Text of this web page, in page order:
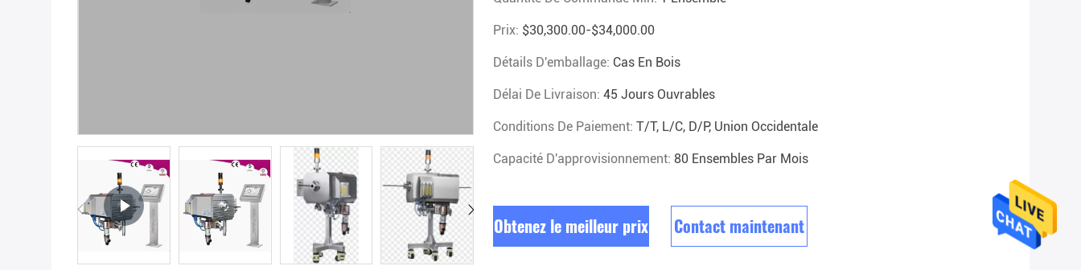
Prix: $30,300.00-$34,000.00
Détails D'emballage: Cas En Bois
Délai De Livraison: 45 Jours Ouvrables
Conditions De Paiement: T/T, L/C, D/P, Union Occidentale
Capacité D'approvisionnement: 80 Ensembles Par Mois
Obtenez le meilleur prix Contact maintenant